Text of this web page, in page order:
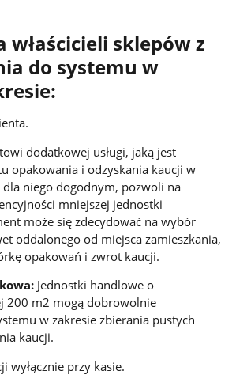
właścicieli sklepów z
do systemu w
dodatkowej usługi, jaką jest
opakowania i odzyskania kaucji w
niego dogodnym, pozwoli na
mniejszej jednostki
może się zdecydować na wybór
oddalonego od miejsca zamieszkania,
opakowań i zwrot kaucji.
Jednostki handlowe o
200 m2 mogą dobrowolnie
w zakresie zbierania pustych
kaucji.
przy kasie.